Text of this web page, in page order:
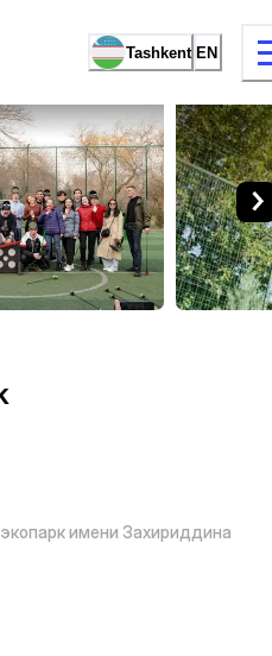
Tashkent EN
Female
Park —
имени Захириддина